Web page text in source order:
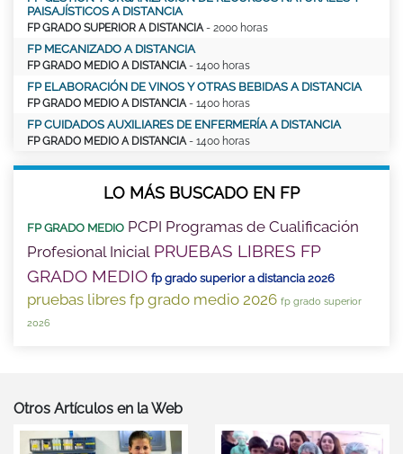
PAISAJÍSTICOS A DISTANCIA
FP GRADO SUPERIOR A DISTANCIA- 2000 horas
FP MECANIZADO A DISTANCIA
FP GRADO MEDIO A DISTANCIA- 1400 horas
FP ELABORACIÓN DE VINOS Y OTRAS BEBIDAS A DISTANCIA
FP GRADO MEDIO A DISTANCIA- 1400 horas
FP CUIDADOS AUXILIARES DE ENFERMERÍA A DISTANCIA
FP GRADO MEDIO A DISTANCIA- 1400 horas
LO MÁS BUSCADO EN FP
FP GRADO MEDIO PCPI Programas de Cualificación
Profesional Inicial PRUEBAS LIBRES FP
GRADO MEDIO fp grado superior a distancia 2026
pruebas libres fp grado medio 2026 fp grado superior
2026
Otros Artículos en la Web